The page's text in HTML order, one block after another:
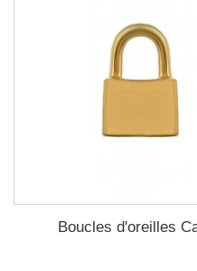
Boucles d'oreilles